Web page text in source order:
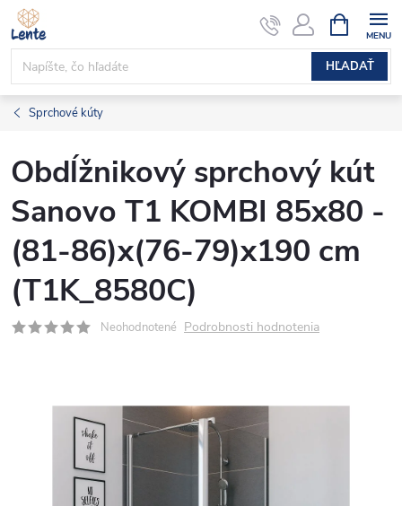
Prejsť
na
obsah
HĽADAŤ
KOŠÍK
Sprchové kúty
Obdĺžnikový sprchový kút
Sanovo T1 KOMBI 85x80 -
(81-86)x(76-79)x190 cm
(T1K_8580C)
Neohodnotené Podrobnosti hodnotenia